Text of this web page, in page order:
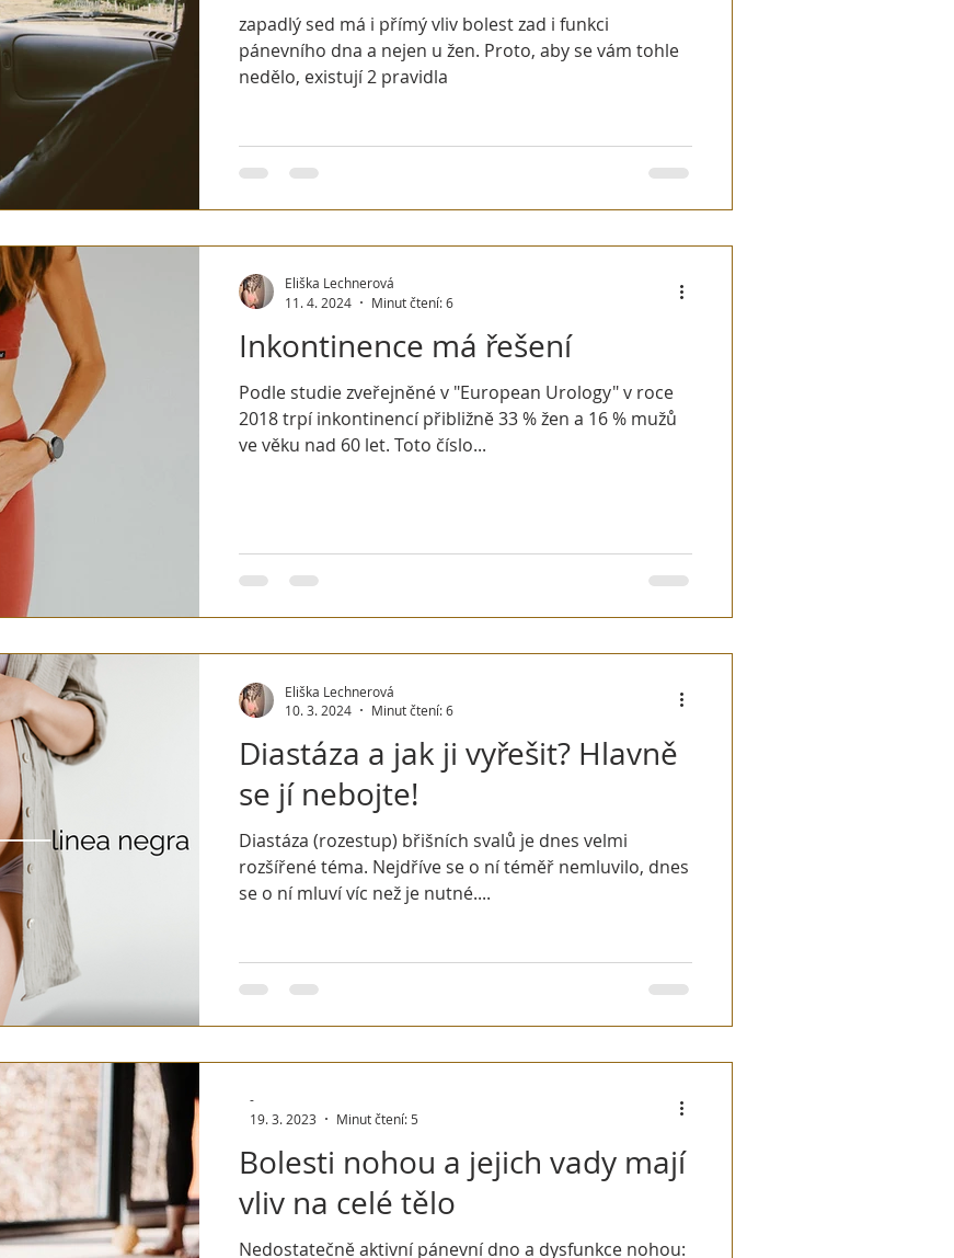
zapadlý sed má i přímý vliv bolest zad i funkci
pánevního dna a nejen u žen. Proto, aby se vám tohle
nedělo, existují 2 pravidla
Inkontinence má řešení
Podle studie zveřejněné v "European Urology" v roce
2018 trpí inkontinencí přibližně 33 % žen a 16 % mužů
ve věku nad 60 let. Toto číslo...
Eliška Lechnerová
11. 4. 2024
Minut čtení: 6
Diastáza a jak ji vyřešit? Hlavně
se jí nebojte!
Diastáza (rozestup) břišních svalů je dnes velmi
rozšířené téma. Nejdříve se o ní téměř nemluvilo, dnes
se o ní mluví víc než je nutné....
Eliška Lechnerová
10. 3. 2024
Minut čtení: 6
Bolesti nohou a jejich vady mají
vliv na celé tělo
Nedostatečně aktivní pánevní dno a dysfunkce nohou:
-
19. 3. 2023
Minut čtení: 5